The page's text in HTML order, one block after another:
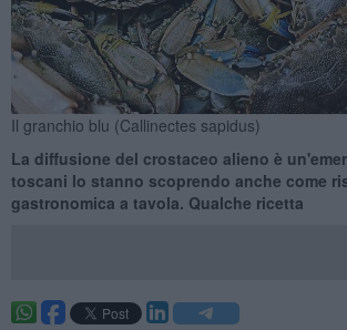
Il granchio blu (Callinectes sapidus)
La diffusione del crostaceo alieno è
toscani lo stanno scoprendo anche come
gastronomica a tavola. Qualche ricetta